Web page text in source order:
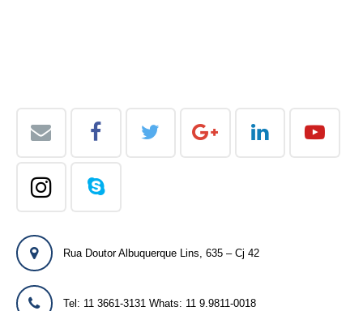
Rua Doutor Albuquerque Lins, 635 – Cj 42
Tel: 11 3661-3131 Whats: 11 9.9811-0018